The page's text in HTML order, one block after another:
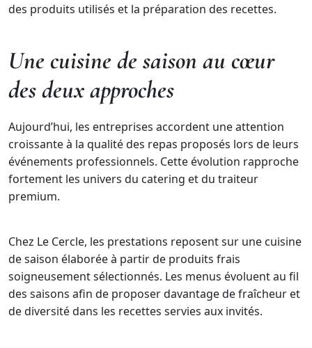
des produits utilisés et la préparation des recettes.
Une cuisine de saison au cœur
des deux approches
Aujourd’hui, les entreprises accordent une attention
croissante à la qualité des repas proposés lors de leurs
événements professionnels. Cette évolution rapproche
fortement les univers du catering et du traiteur
premium.
Chez Le Cercle, les prestations reposent sur une cuisine
de saison élaborée à partir de produits frais
soigneusement sélectionnés. Les menus évoluent au fil
des saisons afin de proposer davantage de fraîcheur et
de diversité dans les recettes servies aux invités.